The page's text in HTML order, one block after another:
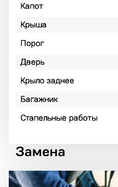
Капот
Крыша
Порог
Дверь
Крыло заднее
Багажник
Стапельные работы
Замена